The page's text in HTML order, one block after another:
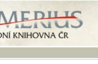
(23/90126) -Hurtuimosia(1/641)